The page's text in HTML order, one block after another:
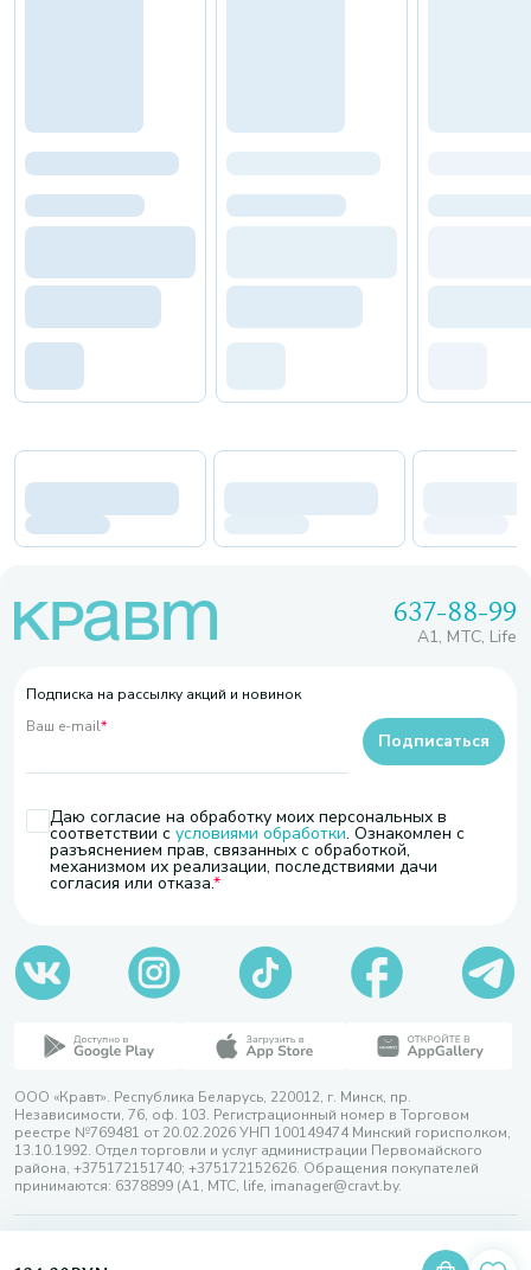
637-88-99
A1, МТС, Life
Подписка на рассылку акций и новинок
Ваш e-mail*
Даю согласие на обработку моих персональных в
соответствии с условиями обработки. Ознакомлен с
разъяснением прав, связанных с обработкой,
механизмом их реализации, последствиями дачи
согласия или отказа.
Подписаться
ООО «Кравт». Республика Беларусь, 220012, г. Минск, пр.
Независимости, 76, оф. 103. Регистрационный номер в Торговом
реестре №769481 от 20.02.2026 УНП 100149474 Минский горисполком,
13.10.1992. Отдел торговли и услуг администрации Первомайского
района, +375172151740; +375172152626. Обращения покупателей
принимаются: 6378899 (А1, МТС, life, imanager@cravt.by.